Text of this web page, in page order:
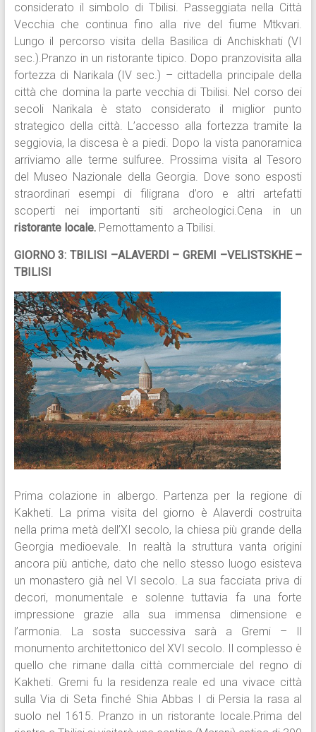
considerato il simbolo di Tbilisi. Passeggiata nella Città
Vecchia che continua fino alla rive del fiume Mtkvari.
Lungo il percorso visita della Basilica di Anchiskhati (VI
sec.).Pranzo in un ristorante tipico. Dopo pranzovisita alla
fortezza di Narikala (IV sec.) – cittadella principale della
città che domina la parte vecchia di Tbilisi. Nel corso dei
secoli Narikala è stato considerato il miglior punto
strategico della città. L’accesso alla fortezza tramite la
seggiovia, la discesa è a piedi. Dopo la vista panoramica
arriviamo alle terme sulfuree. Prossima visita al Tesoro
del Museo Nazionale della Georgia. Dove sono esposti
straordinari esempi di filigrana d’oro e altri artefatti
scoperti nei importanti siti archeologici.Cena in un
ristorante locale.Pernottamento a Tbilisi.
GIORNO 3: TBILISI –ALAVERDI – GREMI –VELISTSKHE –
TBILISI
Prima colazione in albergo. Partenza per la regione di
Kakheti. La prima visita del giorno è Alaverdi costruita
nella prima metà dell’XI secolo, la chiesa più grande della
Georgia medioevale. In realtà la struttura vanta origini
ancora più antiche, dato che nello stesso luogo esisteva
un monastero già nel VI secolo. La sua facciata priva di
decori, monumentale e solenne tuttavia fa una forte
impressione grazie alla sua immensa dimensione e
l’armonia. La sosta successiva sarà a Gremi – Il
monumento architettonico del XVI secolo. Il complesso è
quello che rimane dalla città commerciale del regno di
Kakheti. Gremi fu la residenza reale ed una vivace città
sulla Via di Seta finché Shia Abbas I di Persia la rasa al
suolo nel 1615. Pranzo in un ristorante locale.Prima del